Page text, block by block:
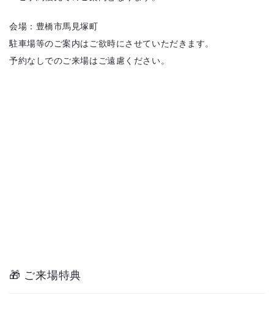
会場：豊橋市馬見塚町
駐車場等のご案内はご欲時にさせていただきます。
予約なしでのご来場はご遠慮ください。
🎁 ご来場特典